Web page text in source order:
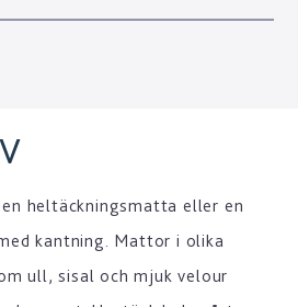
heltäckningsmatta eller en
kantning. Mattor i olika
ull, sisal och mjuk velour